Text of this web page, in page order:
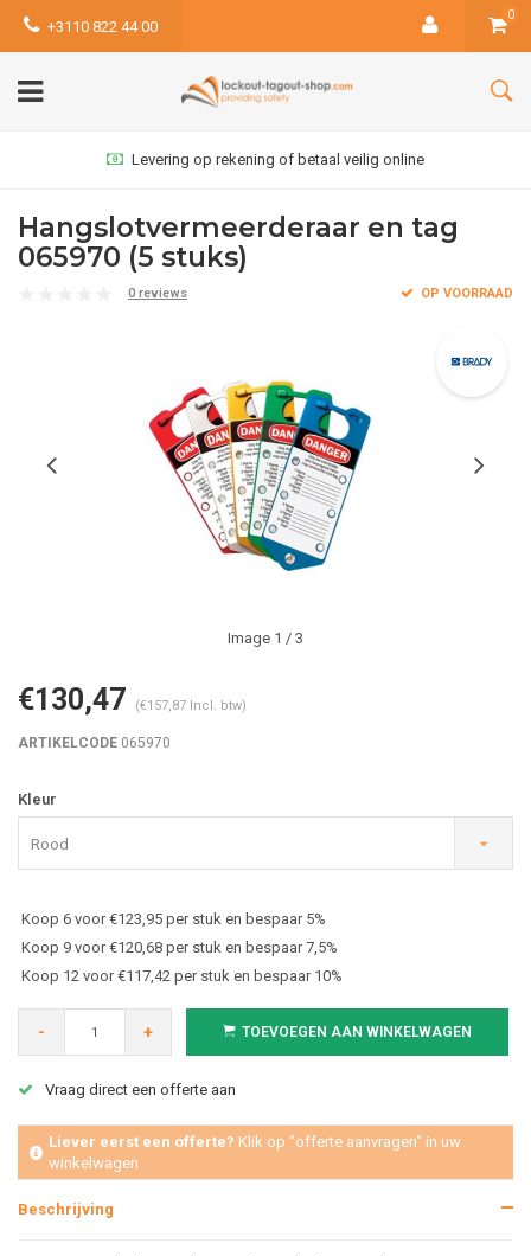
+3110 822 44 00
0
Levering op rekening of betaal veilig online
Hangslotvermeerderaar en tag
065970 (5 stuks)
0 reviews OP VOORRAAD
Image 1 / 3
€130,47 (€157,87 Incl. btw)
ARTIKELCODE 065970
Kleur
Rood
Koop 6 voor €123,95 per stuk en bespaar 5%
Koop 9 voor €120,68 per stuk en bespaar 7,5%
Koop 12 voor €117,42 per stuk en bespaar 10%
- + TOEVOEGEN AAN WINKELWAGEN
Vraag direct een offerte aan
Liever eerst een offerte? Klik op "offerte aanvragen" in uw
winkelwagen
Beschrijving